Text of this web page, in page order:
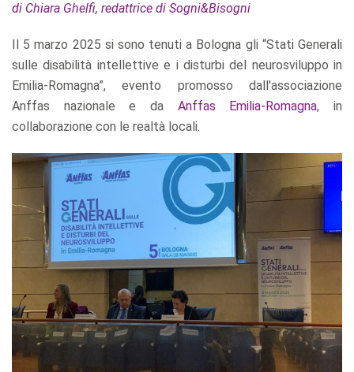
di Chiara Ghelfi, redattrice di Sogni&Bisogni
Il 5 marzo 2025 si sono tenuti a Bologna gli “Stati Generali
sulle disabilità intellettive e i disturbi del neurosviluppo in
Emilia-Romagna”, evento promosso dall'associazione
Anffas nazionale e da Anffas Emilia-Romagna, in
collaborazione con le realtà locali.